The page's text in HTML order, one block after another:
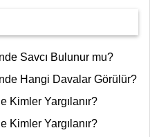
Savcı Bulunur mu?
Hangi Davalar Görülür?
Kimler Yargılanır?
Kimler Yargılanır?